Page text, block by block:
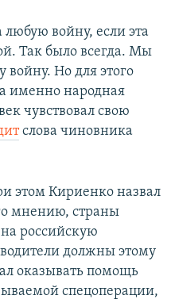
любую войну, если эта
Так было всегда. Мы
войну. Но для этого
именно народная
чувствовал свою
слова чиновника
этом Кириенко назвал
мнению, страны
российскую
должны этому
оказывать помощь
спецоперации,